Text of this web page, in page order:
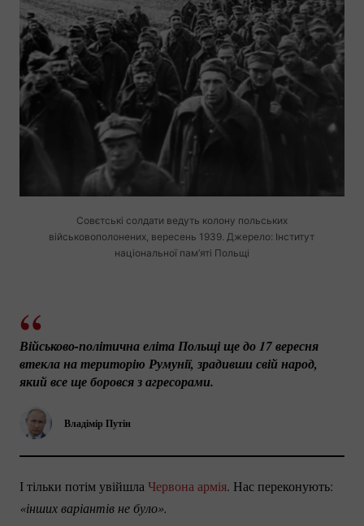
Совєтські солдати ведуть колону польських
військовополонених, вересень 1939. Джерело: Інститут
національної пам’яті Польщі
Владімір Путін
Військово-політична еліта Польщі ще до 17 вересня
втекла на територію Румунії, зрадивши свій народ,
який все ще боровся з агресорами.
І тільки потім увійшла Червона армія. Нас переконують:
«інших варіантів не було».